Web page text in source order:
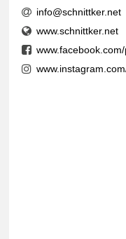
info@schnittker.net
www.schnittker.net